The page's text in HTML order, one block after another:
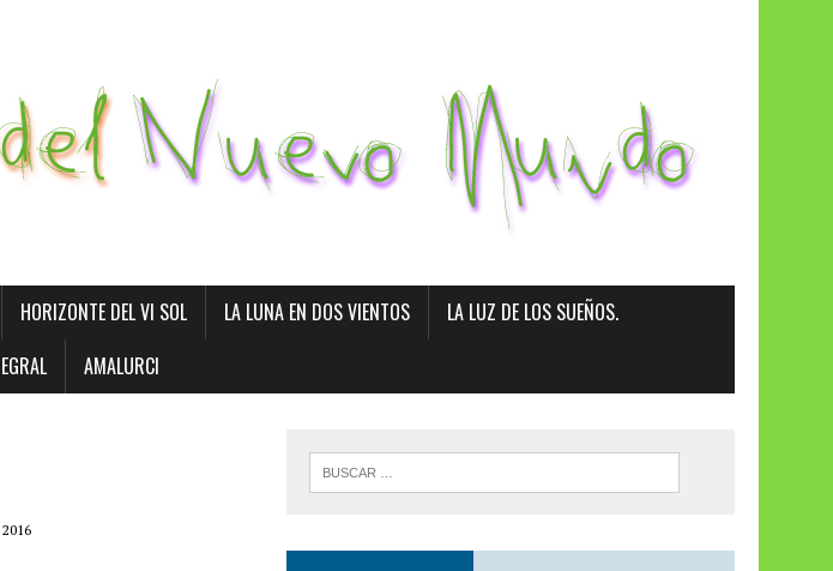
HORIZONTE DEL VI SOL LA LUNA EN DOS VIENTOS
LA LUZ DE LOS SUEÑOS.
AMALURCI